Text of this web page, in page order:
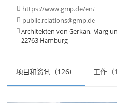
项目和资讯（126） 工作（1
 https://www.gmp.de/en/
 public.relations@gmp.de
 Architekten von Gerkan, Marg
22763 Hamburg